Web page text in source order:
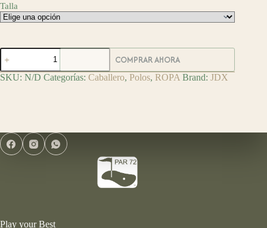
Talla
JDX
Polo
de
Golf
COMPRAR AHORA
SKU: N/D Categorías: Caballero, Polos, ROPA Brand: JDX
Play your Best